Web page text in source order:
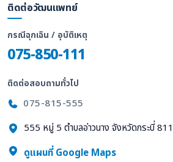
ติดต่อวัฒนแพทย์
กรณีฉุกเฉิน / อุบัติเหตุ
075-850-111
ติดต่อสอบถามทั่วไป
075-815-555
555 หมู่ 5 ตำบลอ่าวนาง จังหวัดกระบี่
ดูแผนที่ Google Maps